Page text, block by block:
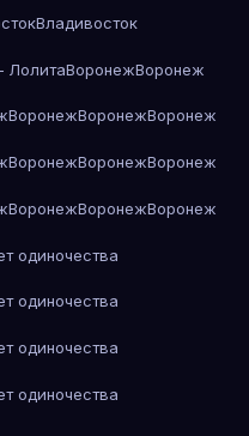
Владивосток
ЛолитаВоронежВоронеж
ВоронежВоронежВоронеж
ВоронежВоронежВоронеж
ВоронежВоронежВоронеж
одиночества
одиночества
одиночества
одиночества